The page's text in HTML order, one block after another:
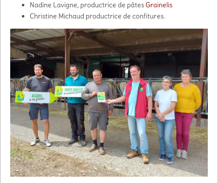
Nadine Lavigne, productrice de pâtesGrainelis
Christine Michaud productrice de confitures.